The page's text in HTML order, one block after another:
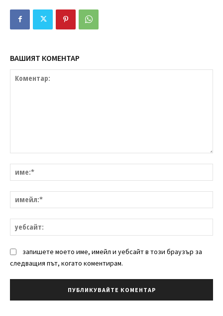
ВАШИЯТ КОМЕНТАР
запишете моето име, имейл и уебсайт в този браузър за
следващия път, когато коментирам.